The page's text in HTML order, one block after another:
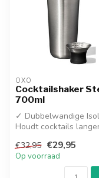
OXO
Cocktailshaker
700ml
✓ Dubbelwandige
Houdt cocktails
de...
€32,95 €29,95
Op voorraad